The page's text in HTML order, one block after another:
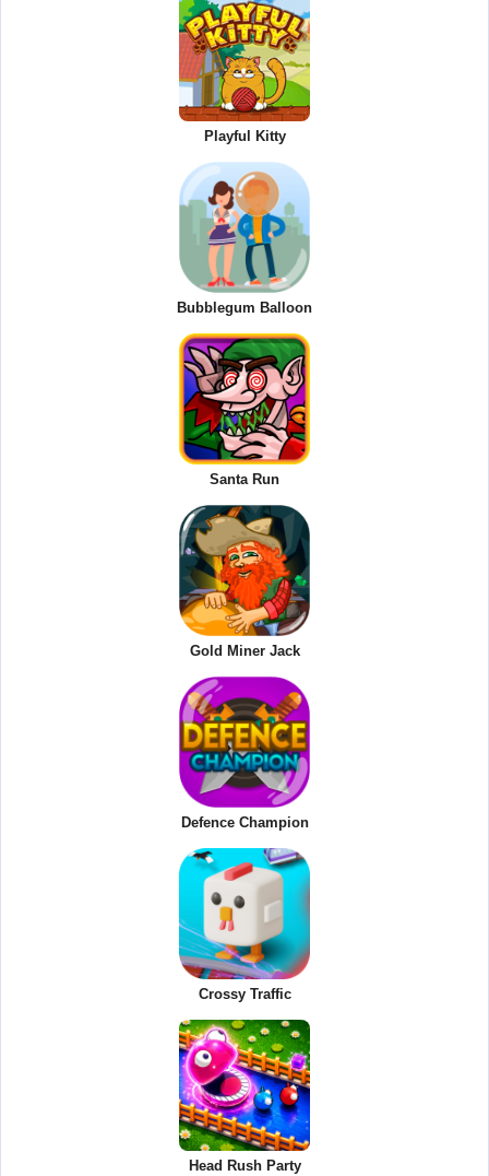
Playful Kitty
Bubblegum Balloon
Santa Run
Gold Miner Jack
Defence Champion
Crossy Traffic
Head Rush Party